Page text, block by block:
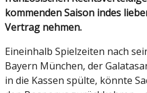
kommenden Saison indes
Vertrag nehmen.
Eineinhalb Spielzeiten nach
Bayern München, der
in die Kassen spülte, könnte